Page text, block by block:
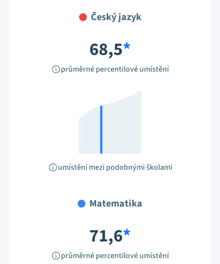
Český jazyk
68,5*
průměrné percentilové umístění
umístění mezi podobnými školami
Matematika
71,6*
průměrné percentilové umístění